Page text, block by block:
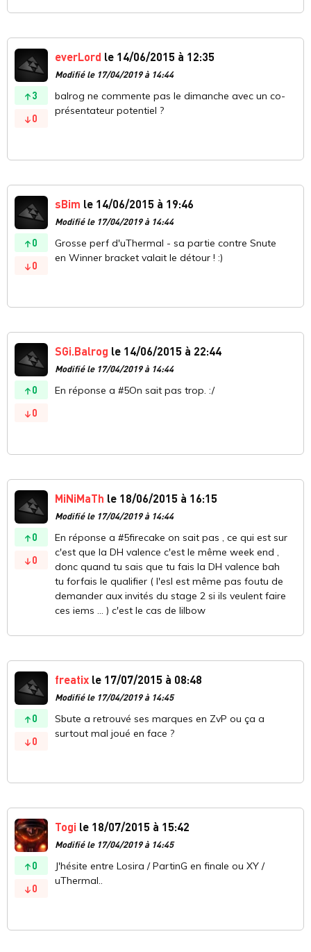
3
0
everLord le 14/06/2015 à 12:35
Modifié le 17/04/2019 à 14:44
balrog ne commente pas le dimanche avec un co-
présentateur potentiel ?
0
0
sBim le 14/06/2015 à 19:46
Modifié le 17/04/2019 à 14:44
Grosse perf d'uThermal - sa partie contre Snute
en Winner bracket valait le détour ! :)
0
0
SGi.Balrog le 14/06/2015 à 22:44
Modifié le 17/04/2019 à 14:44
En réponse a #5On sait pas trop. :/
0
0
MiNiMaTh le 18/06/2015 à 16:15
Modifié le 17/04/2019 à 14:44
En réponse a #5firecake on sait pas , ce qui est sur
c'est que la DH valence c'est le même week end ,
donc quand tu sais que tu fais la DH valence bah
tu forfais le qualifier ( l'esl est même pas foutu de
demander aux invités du stage 2 si ils veulent faire
ces iems ... ) c'est le cas de lilbow
0
0
freatix le 17/07/2015 à 08:48
Modifié le 17/04/2019 à 14:45
Sbute a retrouvé ses marques en ZvP ou ça a
surtout mal joué en face ?
0
0
Togi le 18/07/2015 à 15:42
Modifié le 17/04/2019 à 14:45
J'hésite entre Losira / PartinG en finale ou XY /
uThermal..